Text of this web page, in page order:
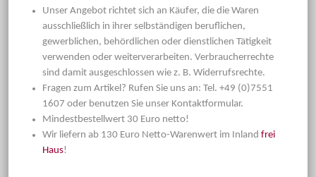
Unser Angebot richtet sich an Käufer, die die Waren
ausschließlich in ihrer selbständigen beruflichen,
gewerblichen, behördlichen oder dienstlichen Tätigkeit
verwenden oder weiterverarbeiten. Verbraucherrechte
sind damit ausgeschlossen wie z. B. Widerrufsrechte.
Fragen zum Artikel? Rufen Sie uns an: Tel. +49 (0)7551
1607 oder benutzen Sie unser Kontaktformular.
Mindestbestellwert 30 Euro netto!
Wir liefern ab 130 Euro Netto-Warenwert im Inland frei
Haus!